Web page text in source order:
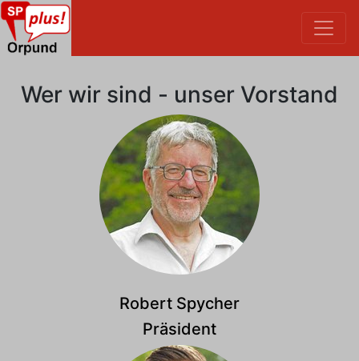
Wer wir sind - unser Vorstand
Robert Spycher
Präsident